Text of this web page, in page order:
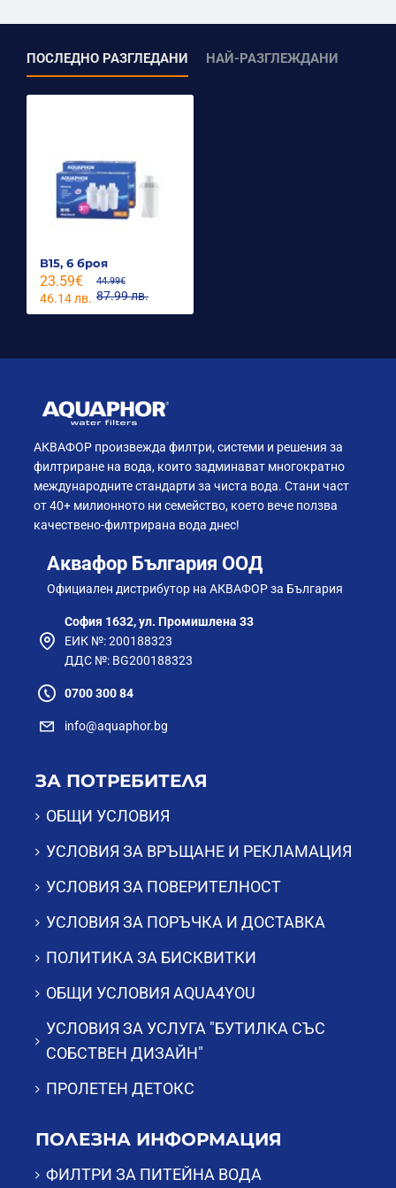
ПОСЛЕДНО РАЗГЛЕДАНИ НАЙ-РАЗГЛЕЖДАНИ
B15, 6 броя
23.59€
46.14 лв.
44.99€
87.99 лв.
АКВАФОР произвежда филтри, системи и решения за
филтриране на вода, които задминават многократно
международните стандарти за чиста вода. Стани част
от 40+ милионното ни семейство, което вече ползва
качествено-филтрирана вода днес!
Аквафор България ООД
Официален дистрибутор на АКВАФОР за България
София 1632, ул. Промишлена 33
ЕИК №: 200188323
ДДС №: BG200188323
0700 300 84
info@aquaphor.bg
ЗА ПОТРЕБИТЕЛЯ
ОБЩИ УСЛОВИЯ
УСЛОВИЯ ЗА ВРЪЩАНЕ И РЕКЛАМАЦИЯ
УСЛОВИЯ ЗА ПОВЕРИТЕЛНОСТ
УСЛОВИЯ ЗА ПОРЪЧКА И ДОСТАВКА
ПОЛИТИКА ЗА БИСКВИТКИ
ОБЩИ УСЛОВИЯ AQUA4YOU
УСЛОВИЯ ЗА УСЛУГА "БУТИЛКА СЪС
СОБСТВЕН ДИЗАЙН"
ПРОЛЕТЕН ДЕТОКС
ПОЛЕЗНА ИНФОРМАЦИЯ
ФИЛТРИ ЗА ПИТЕЙНА ВОДА